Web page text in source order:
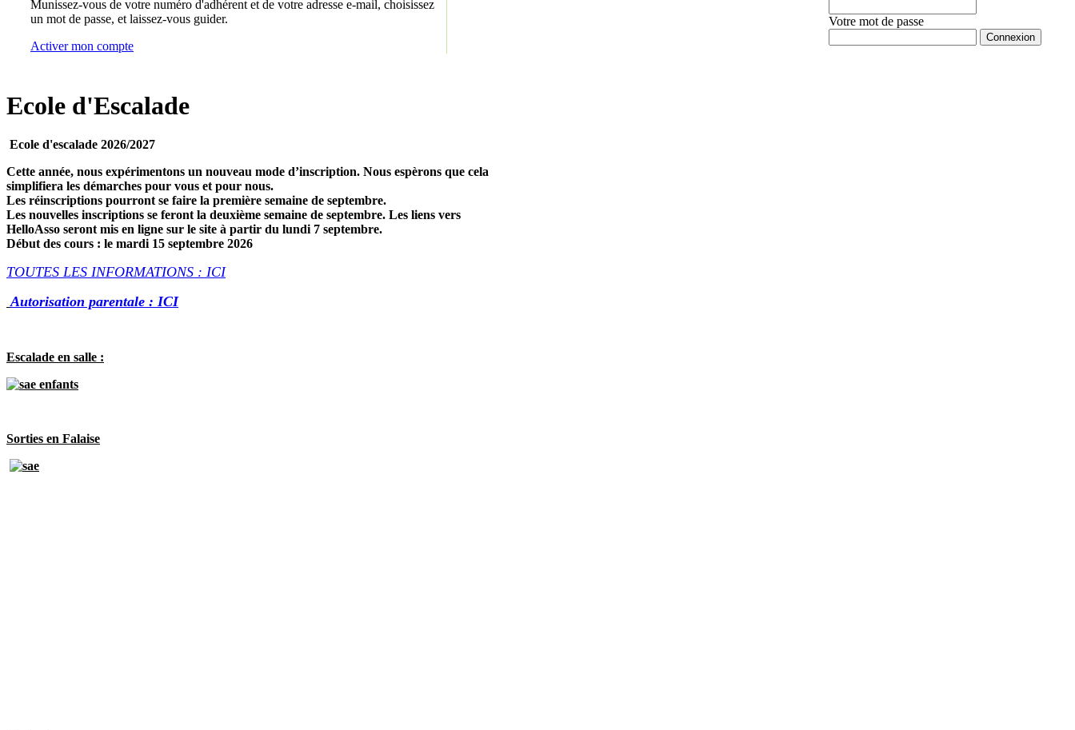
Munissez-vous de votre numéro d'adhérent et de votre adresse e-mail, choisissez
un mot de passe, et laissez-vous guider.
Activer mon compte
Votre mot de passe
Ecole d'Escalade
Ecole d'escalade 2026/2027
Cette année, nous expérimentons un nouveau mode d’inscription. Nous espèrons que cela
simplifiera les démarches pour vous et pour nous.
Les réinscriptions pourront se faire la première semaine de septembre.
Les nouvelles inscriptions se feront la deuxième semaine de septembre. Les liens vers
HelloAsso seront mis en ligne sur le site à partir du lundi 7 septembre.
Début des cours : le mardi 15 septembre 2026
TOUTES LES INFORMATIONS : ICI
Autorisation parentale : ICI
Escalade en salle :
Sorties en Falaise